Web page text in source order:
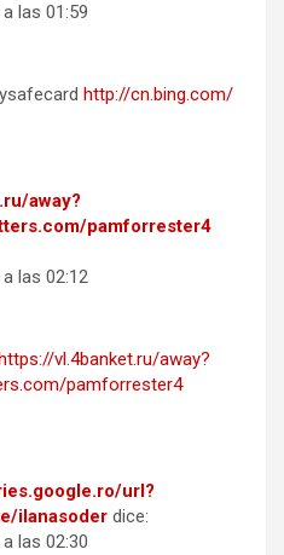
las 01:59
http://cn.bing.com/
away?
pamforrester4
las 02:12
https://vl.4banket.ru/away?
pamforrester4
url?
ilanasoder dice:
las 02:30